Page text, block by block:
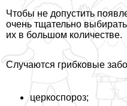
Чтобы не допустить
очень тщательно
их в большом количестве.
Случаются грибковые
церкоспороз;